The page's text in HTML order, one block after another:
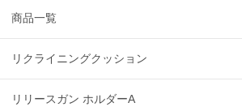
商品一覧
リクライニングクッション
リリースガン ホルダーA